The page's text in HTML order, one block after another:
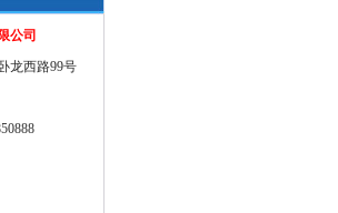
公司
龙西路99号